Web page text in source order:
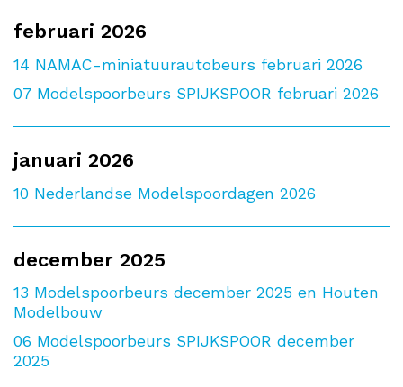
februari 2026
14 NAMAC-miniatuurautobeurs februari 2026
07 Modelspoorbeurs SPIJKSPOOR februari 2026
januari 2026
10 Nederlandse Modelspoordagen 2026
december 2025
13 Modelspoorbeurs december 2025 en Houten
Modelbouw
06 Modelspoorbeurs SPIJKSPOOR december
2025